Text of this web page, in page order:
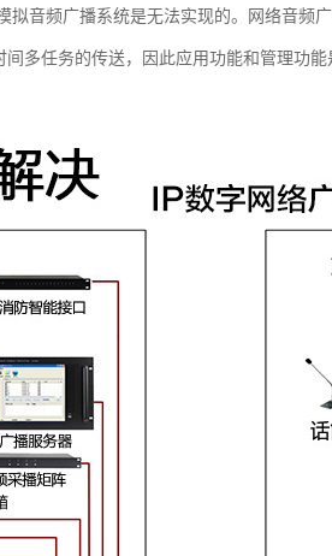
音频广播系统是无法实现的。网络音频
多任务的传送，因此应用功能和管理功